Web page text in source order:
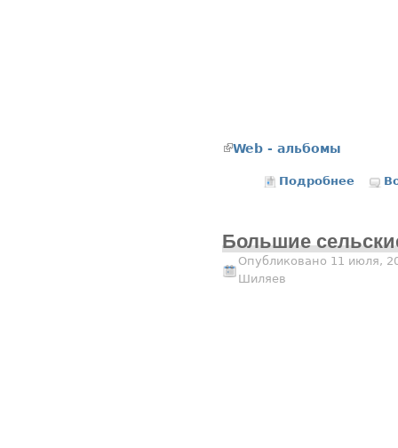
(внешняя ссылка)
Web - альбомы
Подробнее о
Большие
Опубликовано 11 июля,
Шиляев